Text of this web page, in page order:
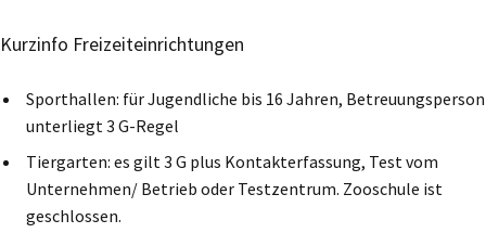
Kurzinfo Freizeiteinrichtungen
Sporthallen: für Jugendliche bis 16 Jahren, Betreuungsperson
unterliegt 3 G-Regel
Tiergarten: es gilt 3 G plus Kontakterfassung, Test vom
Unternehmen/ Betrieb oder Testzentrum. Zooschule ist
geschlossen.